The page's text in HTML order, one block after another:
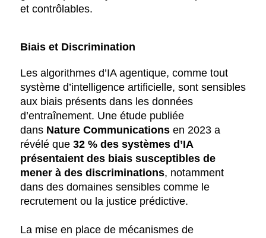
et contrôlables.
Biais et Discrimination
Les algorithmes d’IA agentique, comme tout
système d’intelligence artificielle, sont sensibles
aux biais présents dans les données
d’entraînement. Une étude publiée
dans Nature Communicationsen 2023 a
révélé que 32 % des systèmes d’IA
présentaient des biais susceptibles de
mener à des discriminations, notamment
dans des domaines sensibles comme le
recrutement ou la justice prédictive.
La mise en place de mécanismes de